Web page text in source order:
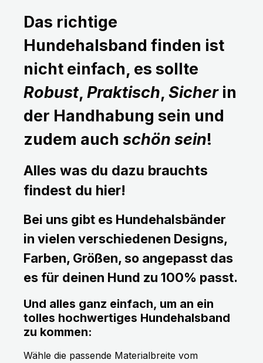
Das richtige
Hundehalsband finden ist
nicht einfach, es sollte
Robust, Praktisch, Sicherin
der Handhabung sein und
zudem auch schön sein!
Alles was du dazu brauchts
findest du hier!
Bei uns gibt es Hundehalsbänder
in vielen verschiedenen Designs,
Farben, Größen, so angepasst das
es für deinen Hund zu 100% passt.
Und alles ganz einfach, um an ein
tolles hochwertiges Hundehalsband
zu kommen:
Wähle die passende Materialbreite vom